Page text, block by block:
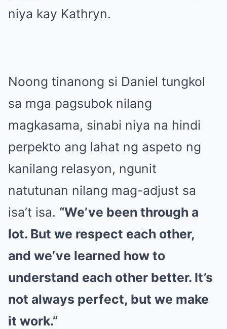
niya kay Kathryn.
Noong tinanong si Daniel tungkol
sa mga pagsubok nilang
magkasama, sinabi niya na hindi
perpekto ang lahat ng aspeto ng
kanilang relasyon, ngunit
natutunan nilang mag-adjust sa
isa’t isa. “We’ve been through a
lot. But we respect each other,
and we’ve learned how to
understand each other better. It’s
not always perfect, but we make
it work.”